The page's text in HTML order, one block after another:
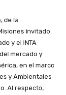
de la
invitado
y el INTA
mercado y
en el marco
y Ambientales
Al respecto,